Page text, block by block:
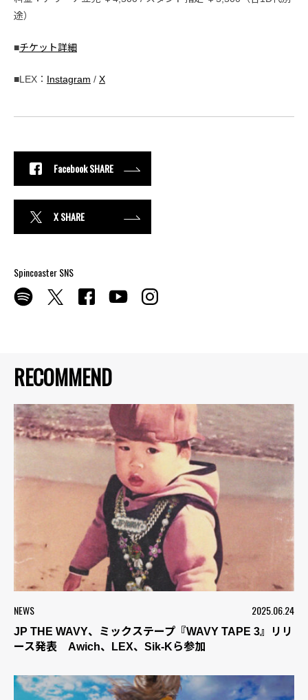
RECOMMEND
NEWS 2025.06.24
JP THE WAVY、ミックステープ『WAVY TAPE 3』リリ
ース発表 Awich、LEX、Sik-Kら参加
途）
■チケット詳細
■LEX： Instagram / X
Facebook SHARE
X SHARE
Spincoaster SNS